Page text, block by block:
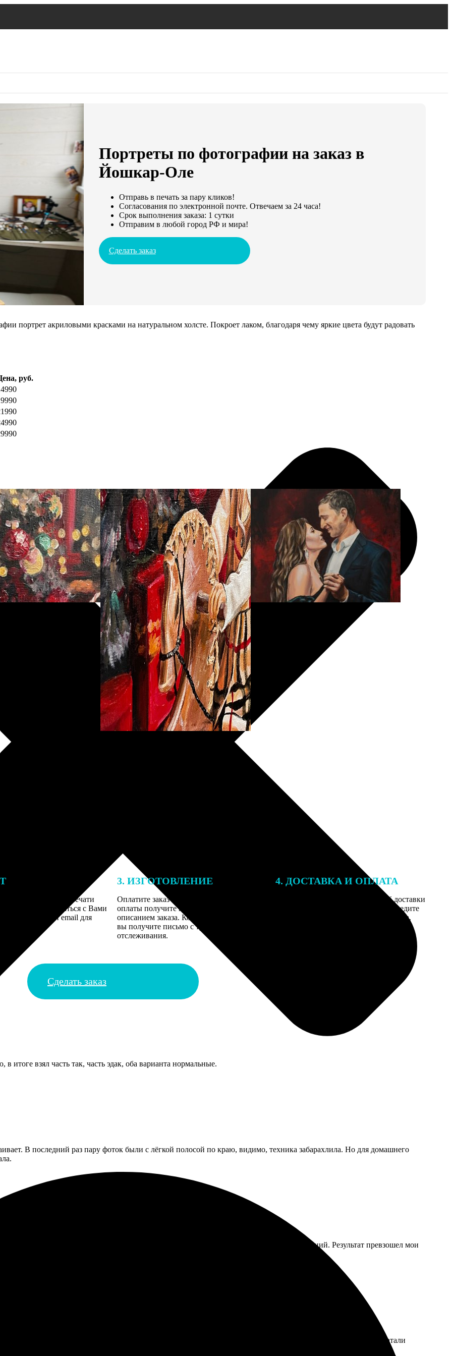
Портреты по фотографии на заказ в
Йошкар-Оле
Отправь в печать за пару кликов!
Согласования по электронной почте. Отвечаем за 24 часа!
Срок выполнения заказа: 1 сутки
Отправим в любой город РФ и мира!
Сделать заказ
портрет акриловыми красками на натуральном холсте. Покроет лаком, благодаря чему яркие цвета будут радовать
руб.
заказа к печати
могут связаться с Вами
телефону или email для
3. ИЗГОТОВЛЕНИЕ
Оплатите заказ банковской картой. После
оплаты получите подтверждение на email с
описанием заказа. Когда отправим заказ
вы получите письмо с трек-номером для
отслеживания.
4. ДОСТАВКА И ОПЛАТА
Введите адрес и выберите способ доставки
заказа. Если у вас есть промокод, введите
его в специальное поле для промокода.
Сделать заказ
итоге взял часть так, часть эдак, оба варианта нормальные.
В последний раз пару фоток были с лёгкой полосой по краю, видимо, техника забарахлила. Но для домашнего
и осталась в восторге. Легко оформился заказ на сайте, быстро связались для уточнений. Результат превзошел мои
Все сделали быстро и профессионально. Обязательно закажу еще!
простым и удобным. Весь заказ оформляла онлайн, никаких сложностей не возникло. Картинки напечатали
всем, кто хочет что-то особенное.